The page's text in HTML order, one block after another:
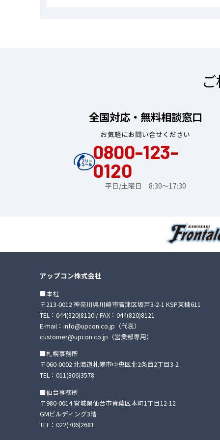
全国対応・無料相談窓口
お気軽にお問い合せください
0800-123-
0120
平日/土曜日 8:30～17:30
アップコン株式会社
■本社
〒213-0012 神奈川県川崎市高津区坂戸3-2-1 KSP東棟611
TEL： 044(820)8120/ FAX：044(820)8121
E-mail： info@upcon.co.jp （代表）
customer@upcon.co.jp （営業部専用）
■札幌事務所
〒060-0002 北海道札幌市中央区北2条西2丁目3-2
TEL： 011(806)3578
■仙台事務所
〒980-0014 宮城県仙台市青葉区本町1丁目12-12
GMビルディング3階
TEL： 022(706)2681